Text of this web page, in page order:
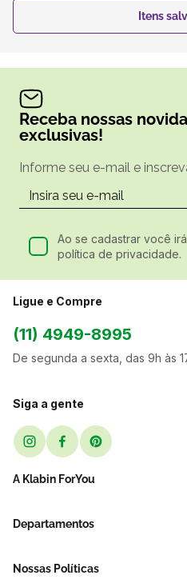
Itens
Receba nossas
exclusivas!
Informe seu e-mail e
Ao se cadastrar você
política de privacidade.
Ligue e Compre
(11) 4949-8995
De segunda a sexta, das 9h às
Siga a gente
A Klabin ForYou
Black Friday
Blog
Departamentos
Sacos e Sacolas
Nossas Políticas